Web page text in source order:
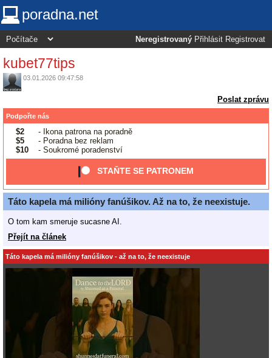
poradna.net
Neregistrovaný Přihlásit Registrovat
kubet77tips
03.01.2026 09:47:58
Poslat zprávu
Podpořte nás
$2
- Ikona patrona na poradně
$5
- Poradna bez reklam
$10
- Soukromé poradenství
STAŇTE SE PATRONEM
Táto kapela má milióny fanúšikov. Až na to, že neexistuje.
O tom kam smeruje sucasne AI.
Přejít na článek
Táto kapela má milióny fanúšikov - až na to, že neexistuje